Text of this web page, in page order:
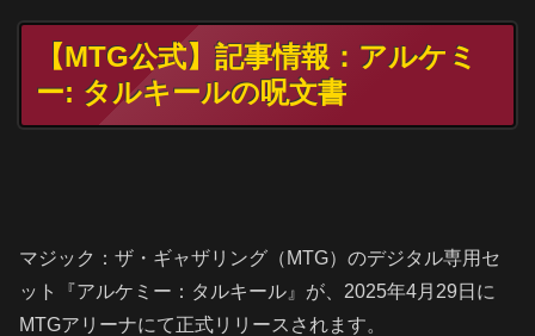
【MTG公式】記事情報：アルケミ
ー: タルキールの呪文書
マジック：ザ・ギャザリング（MTG）のデジタル専用セ
ット『アルケミー：タルキール』が、2025年4月29日に
MTGアリーナにて正式リリースされます。